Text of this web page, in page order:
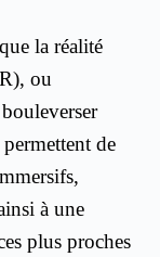
la réalité
ou
de
à une
plus proches